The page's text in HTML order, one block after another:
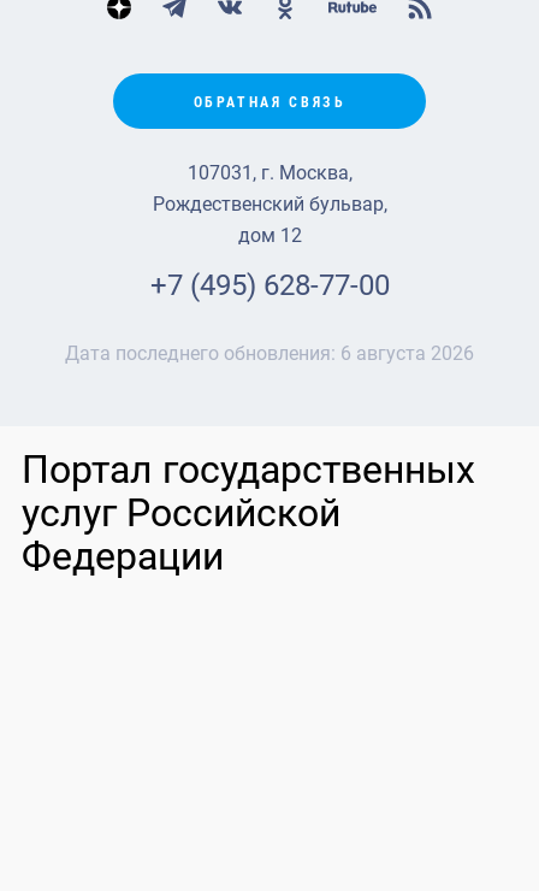
ОБРАТНАЯ СВЯЗЬ
107031, г. Москва,
Рождественский бульвар,
дом 12
+7 (495) 628-77-00
Дата последнего обновления: 6 августа 2026
Портал государственных
услуг Российской
Федерации